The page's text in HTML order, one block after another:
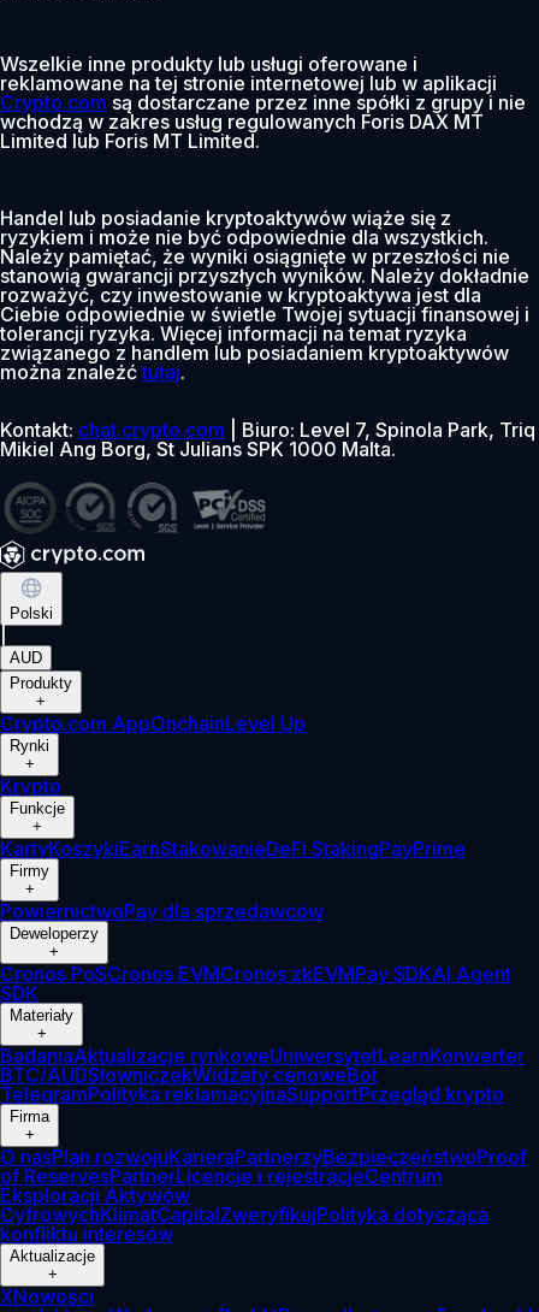
Wszelkie inne produkty lub usługi oferowane i
reklamowane na tej stronie internetowej lub w aplikacji
Crypto.com są dostarczane przez inne spółki z grupy i nie
wchodzą w zakres usług regulowanych Foris DAX MT
Limited lub Foris MT Limited.
Handel lub posiadanie kryptoaktywów wiąże się z
ryzykiem i może nie być odpowiednie dla wszystkich.
Należy pamiętać, że wyniki osiągnięte w przeszłości nie
stanowią gwarancji przyszłych wyników. Należy dokładnie
rozważyć, czy inwestowanie w kryptoaktywa jest dla
Ciebie odpowiednie w świetle Twojej sytuacji finansowej i
tolerancji ryzyka. Więcej informacji na temat ryzyka
związanego z handlem lub posiadaniem kryptoaktywów
można znaleźćtutaj.
Kontakt: chat.crypto.com | Biuro: Level 7, Spinola Park, Triq
Mikiel Ang Borg, St Julians SPK 1000 Malta.
Polski
AUD
Produkty
+
Crypto.com AppOnchainLevel Up
Rynki
+
Krypto
Funkcje
+
KartyKoszykiEarnStakowanieDeFi StakingPayPrime
Firmy
+
PowiernictwoPay dla sprzedawców
Deweloperzy
+
Cronos PoSCronos EVMCronos zkEVMPay SDKAI Agent
SDK
Materiały
+
BadaniaAktualizacje rynkoweUniwersytetLearnKonwerter
BTC/AUDSłowniczekWidżety cenoweBot
TelegramPolityka reklamacyjnaSupportPrzegląd krypto
Firma
+
O nasPlan rozwojuKarieraPartnerzyBezpieczeństwoProof
of ReservesPartnerLicencje i rejestracjeCentrum
Eksploracji Aktywów
CyfrowychKlimatCapitalZweryfikujPolityka dotycząca
konfliktu interesów
Aktualizacje
+
XNowości